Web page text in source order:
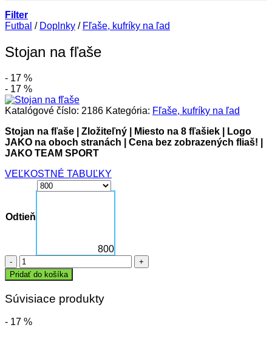
Filter
Futbal / Doplnky / Fľaše, kufríky na ľad
Stojan na fľaše
- 17 %
- 17 %
Katalógové číslo: 2186 Kategória: Fľaše, kufríky na ľad
Stojan na fľaše | Zložiteľný | Miesto na 8 fľašiek | Logo
JAKO na oboch stranách | Cena bez zobrazených fliaš! |
JAKO TEAM SPORT
VEĽKOSTNÉ TABUĽKY
Odtieň
800
množstvo
Stojan
na
fľaše
Pridať do košíka
Súvisiace produkty
- 17 %